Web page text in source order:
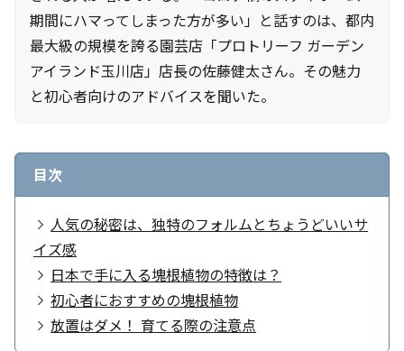
期間にハマってしまった方が多い」と話すのは、都内
最大級の規模を誇る園芸店「プロトリーフ ガーデン
アイランド玉川店」店長の佐藤健太さん。その魅力
と初心者向けのアドバイスを聞いた。
目次
人気の秘密は、独特のフォルムとちょうどいいサ
イズ感
日本で手に入る塊根植物の特徴は？
初心者におすすめの塊根植物
放置はダメ！ 育てる際の注意点